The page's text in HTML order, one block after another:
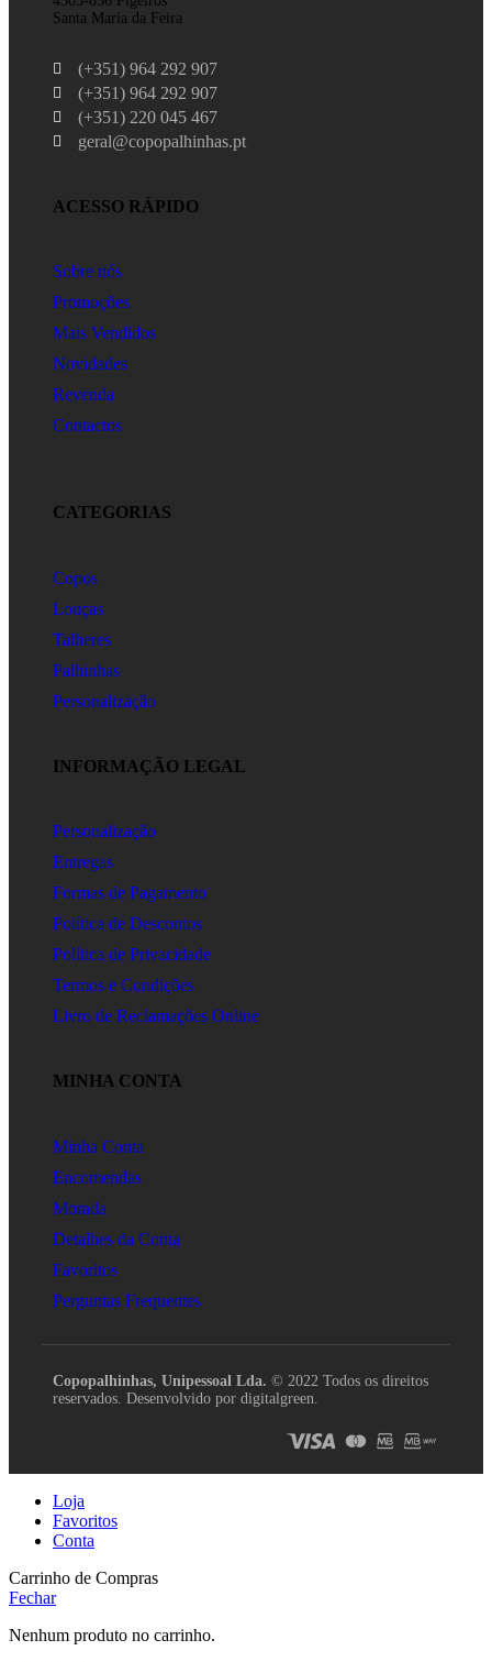
Santa Maria da Feira
(+351) 964 292 907
(+351) 964 292 907
(+351) 220 045 467
geral@copopalhinhas.pt
ACESSO RÁPIDO
Sobre nós
Promoções
Mais Vendidos
Novidades
Revenda
Contactos
CATEGORIAS
Copos
Louças
Talheres
Palhinhas
Personalização
INFORMAÇÃO LEGAL
Personalização
Entregas
Formas de Pagamento
Política de Descontos
Política de Privacidade
Termos e Condições
Livro de Reclamações Online
MINHA CONTA
Minha Conta
Encomendas
Morada
Detalhes da Conta
Favoritos
Perguntas Frequentes
Copopalhinhas, Unipessoal Lda. © 2022 Todos os direitos
reservados. Desenvolvido por digitalgreen.
Loja
Favoritos
Conta
Carrinho de Compras
Fechar
Nenhum produto no carrinho.